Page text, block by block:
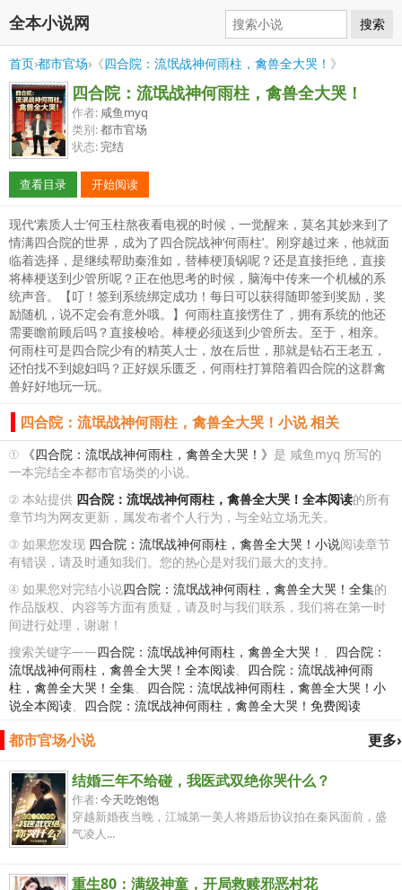
全本小说网 搜索
首页›都市官场›《四合院：流氓战神何雨柱，禽兽全大哭！ 》
四合院：流氓战神何雨柱，禽兽全大哭！
作者: 咸鱼myq
类别:都市官场
状态: 完结
查看目录 开始阅读
现代‘素质人士’何玉柱熬夜看电视的时候，一觉醒来，莫名其妙来到了
情满四合院的世界，成为了四合院战神‘何雨柱’。刚穿越过来，他就面
临着选择，是继续帮助秦淮如，替棒梗顶锅呢？还是直接拒绝，直接
将棒梗送到少管所呢？正在他思考的时候，脑海中传来一个机械的系
统声音。【叮！签到系统绑定成功！每日可以获得随即签到奖励，奖
励随机，说不定会有意外哦。】何雨柱直接愣住了，拥有系统的他还
需要瞻前顾后吗？直接梭哈。棒梗必须送到少管所去。至于，相亲。
何雨柱可是四合院少有的精英人士，放在后世，那就是钻石王老五，
还怕找不到媳妇吗？正好娱乐匮乏，何雨柱打算陪着四合院的这群禽
兽好好地玩一玩。
四合院：流氓战神何雨柱，禽兽全大哭！小说 相关
① 《四合院：流氓战神何雨柱，禽兽全大哭！》 是 咸鱼myq 所写的
一本完结全本都市官场类的小说。
② 本站提供 四合院：流氓战神何雨柱，禽兽全大哭！全本阅读的所有
章节均为网友更新，属发布者个人行为，与全站立场无关。
③ 如果您发现 四合院：流氓战神何雨柱，禽兽全大哭！小说阅读章节
有错误，请及时通知我们。您的热心是对我们最大的支持。
④ 如果您对完结小说四合院：流氓战神何雨柱，禽兽全大哭！全集的
作品版权、内容等方面有质疑，请及时与我们联系，我们将在第一时
间进行处理，谢谢！
搜索关键字——四合院：流氓战神何雨柱，禽兽全大哭！ 、 四合院：
流氓战神何雨柱，禽兽全大哭！全本阅读、 四合院：流氓战神何雨
柱，禽兽全大哭！全集、 四合院：流氓战神何雨柱，禽兽全大哭！小
说全本阅读、 四合院：流氓战神何雨柱，禽兽全大哭！免费阅读
更多›
都市官场小说
结婚三年不给碰，我医武双绝你哭什么？
作者:今天吃饱饱
穿越新婚夜当晚，江城第一美人将婚后协议拍在秦风面前，盛
气凌人...
重生80：满级神童，开局救赎邪恶村花